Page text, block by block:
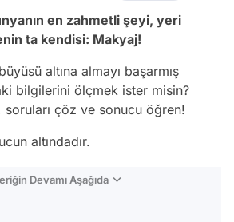
en zahmetli şeyi, yeri
ta kendisi: Makyaj!
altına almayı başarmış
bilgilerini ölçmek ister misin?
soruları çöz ve sonucu öğren!
altındadır.
Devamı Aşağıda